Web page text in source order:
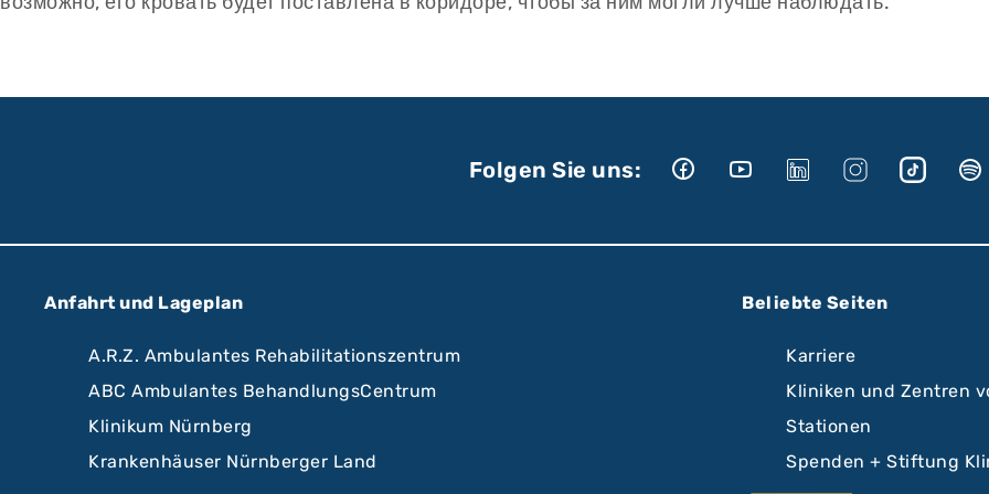
Folgen Sie uns:
Anfahrt und Lageplan
A.R.Z. Ambulantes Rehabilitationszentrum
ABC Ambulantes BehandlungsCentrum
Klinikum Nürnberg
Krankenhäuser Nürnberger Land
Beliebte Seiten
Karriere
Kliniken und Zentren
Stationen
Spenden + Stiftung